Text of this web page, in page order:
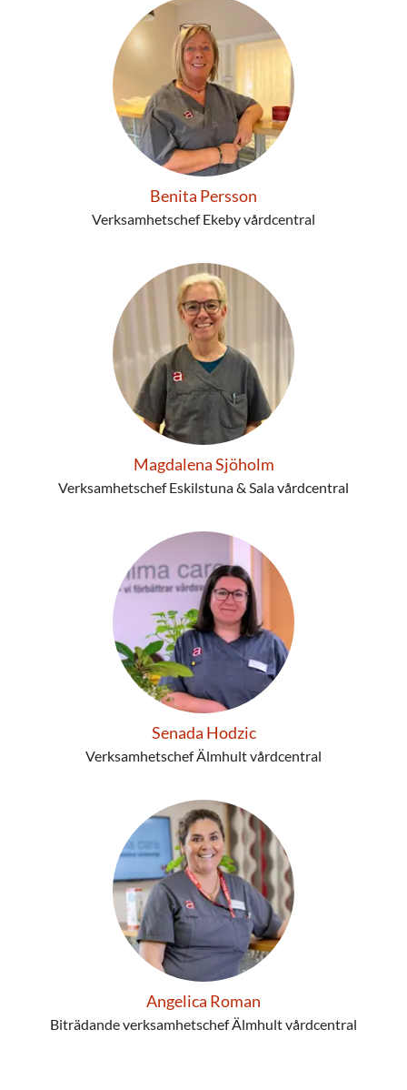
Benita Persson
Verksamhetschef Ekeby vårdcentral
Magdalena Sjöholm
Verksamhetschef Eskilstuna & Sala vårdcentral
Senada Hodzic
Verksamhetschef Älmhult vårdcentral
Angelica Roman
Biträdande verksamhetschef Älmhult vårdcentral